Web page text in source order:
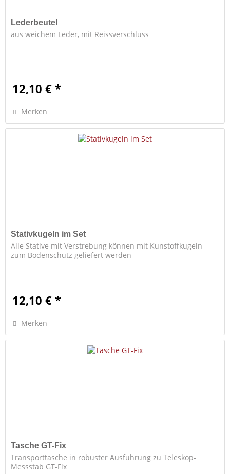
Lederbeutel
aus weichem Leder, mit Reissverschluss
12,10 € *
Merken
Stativkugeln im Set
Alle Stative mit Verstrebung können mit Kunstoffkugeln
zum Bodenschutz geliefert werden
12,10 € *
Merken
Tasche GT-Fix
Transporttasche in robuster Ausführung zu Teleskop-
Messstab GT-Fix